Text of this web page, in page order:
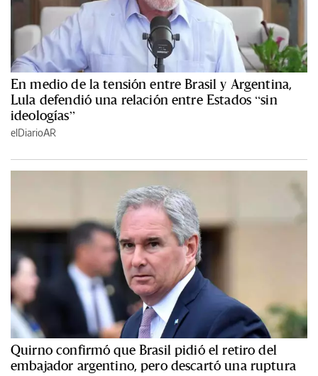
En medio de la tensión entre Brasil y Argentina,
Lula defendió una relación entre Estados “sin
ideologías”
elDiarioAR
Quirno confirmó que Brasil pidió el retiro del
embajador argentino, pero descartó una ruptura